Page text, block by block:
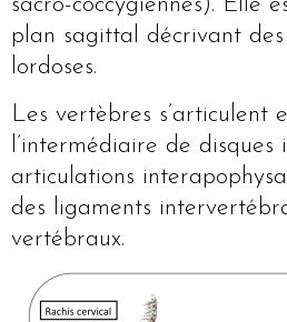
plan sagittal décrivant des
lordoses.
Les vertèbres s’articulent
l’intermédiaire de disques
articulations
des ligaments
vertébraux.